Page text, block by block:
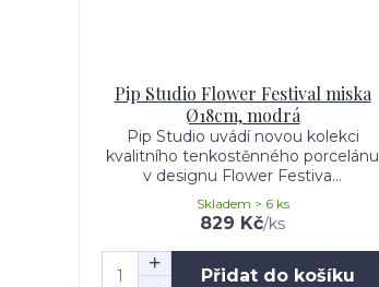
Pip Studio Flower Festival miska
Ø18cm, modrá
Pip Studio uvádí novou kolekci
kvalitního tenkostěnného porcelánu
v designu Flower Festiva...
829 Kč/ks
Skladem > 6 ks
Přidat do košíku